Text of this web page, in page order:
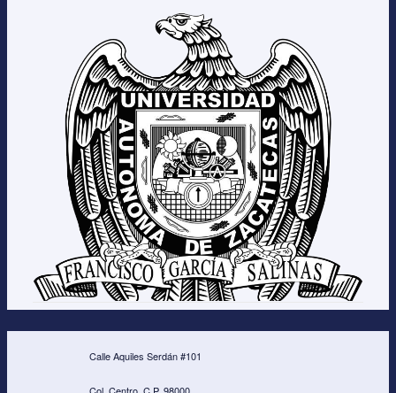
Calle Aquiles Serdán #101
Col. Centro. C.P. 98000